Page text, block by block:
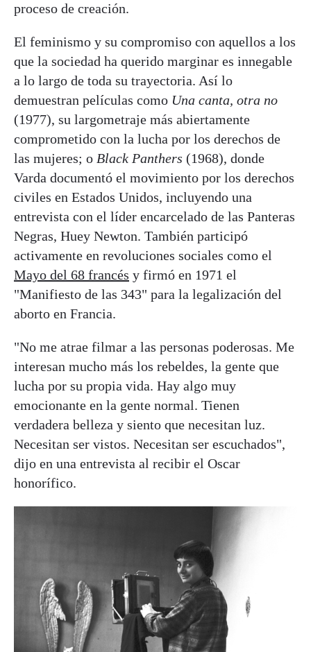
proceso de creación.
El feminismo y su compromiso con aquellos a los
que la sociedad ha querido marginar es innegable
a lo largo de toda su trayectoria. Así lo
demuestran películas como Una canta, otra no
(1977), su largometraje más abiertamente
comprometido con la lucha por los derechos de
las mujeres; o Black Panthers (1968), donde
Varda documentó el movimiento por los derechos
civiles en Estados Unidos, incluyendo una
entrevista con el líder encarcelado de las Panteras
Negras, Huey Newton. También participó
activamente en revoluciones sociales como el
Mayo del 68 francés y firmó en 1971 el
"Manifiesto de las 343" para la legalización del
aborto en Francia.
"No me atrae filmar a las personas poderosas. Me
interesan mucho más los rebeldes, la gente que
lucha por su propia vida. Hay algo muy
emocionante en la gente normal. Tienen
verdadera belleza y siento que necesitan luz.
Necesitan ser vistos. Necesitan ser escuchados",
dijo en una entrevista al recibir el Oscar
honorífico.